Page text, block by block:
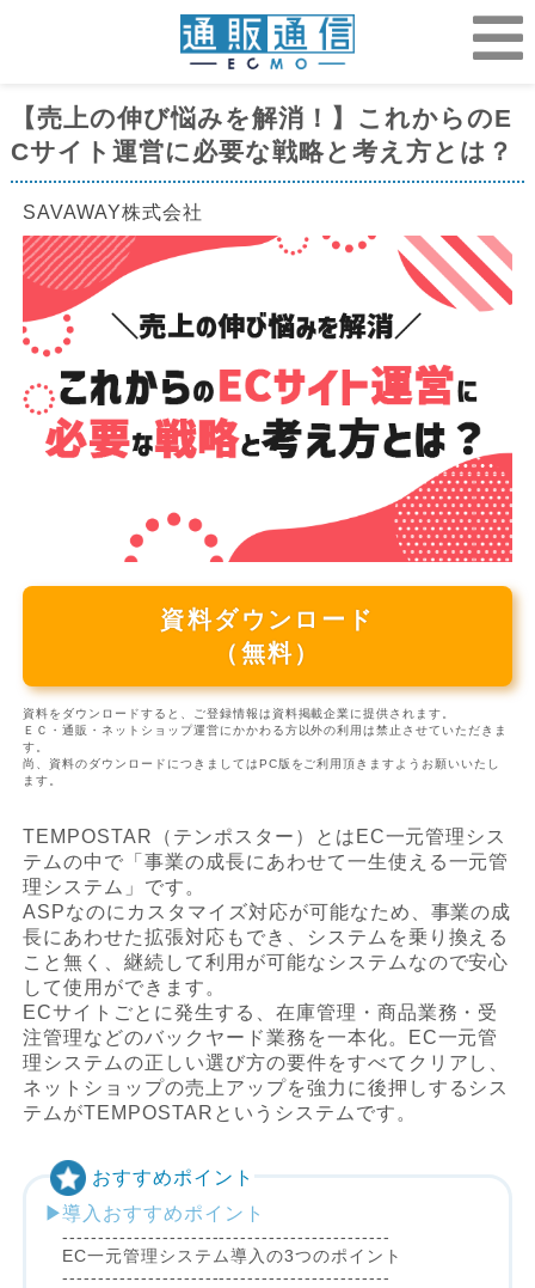
【売上の伸び悩みを解消！】これからのE
Cサイト運営に必要な戦略と考え方とは？
SAVAWAY株式会社
資料ダウンロード
（無料）
資料をダウンロードすると、ご登録情報は資料掲載企業に提供されます。
ＥＣ・通販・ネットショップ運営にかかわる方以外の利用は禁止させていただきま
す。
尚、資料のダウンロードにつきましてはPC版をご利用頂きますようお願いいたし
ます。
TEMPOSTAR（テンポスター）とはEC一元管理シス
テムの中で「事業の成長にあわせて一生使える一元管
理システム」です。
ASPなのにカスタマイズ対応が可能なため、事業の成
長にあわせた拡張対応もでき、システムを乗り換える
こと無く、継続して利用が可能なシステムなので安心
して使用ができます。
ECサイトごとに発生する、在庫管理・商品業務・受
注管理などのバックヤード業務を一本化。EC一元管
理システムの正しい選び方の要件をすべてクリアし、
ネットショップの売上アップを強力に後押しするシス
テムがTEMPOSTARというシステムです。
おすすめポイント
導入おすすめポイント
----------------------------------------------
EC一元管理システム導入の3つのポイント
----------------------------------------------